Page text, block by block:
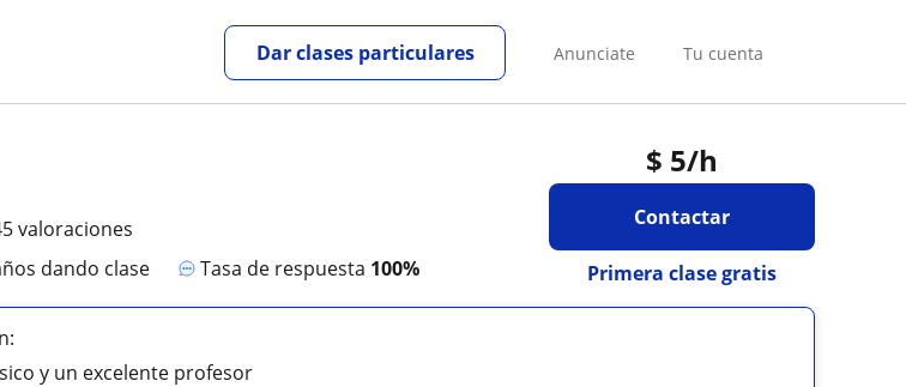
Anunciate Tu cuenta
Dar clases particulares
$ 5/h
Contactar
Primera clase gratis
valoraciones
dando clase Tasa de respuesta 100%
y un excelente profesor